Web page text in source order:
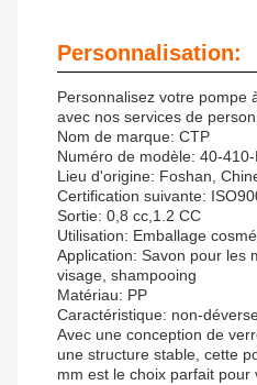
Personnalisation:
Personnalisez votre pompe
avec nos services de
Nom de marque: CTP
Numéro de modèle: 40-410-
Lieu d'origine: Foshan,
Certification suivante:
Sortie: 0,8 cc,1.2 CC
Utilisation: Emballage
Application: Savon pour les
visage, shampooing
Matériau: PP
Caractéristique: non-
Avec une conception de
une structure stable, cette
mm est le choix parfait